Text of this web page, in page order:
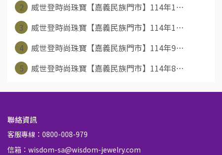
2
威世登時尚珠寶【嘉義民族門市】114年1⋯
3
威世登時尚珠寶【嘉義民族門市】114年1⋯
4
威世登時尚珠寶【嘉義民族門市】114年9⋯
5
威世登時尚珠寶【嘉義民族門市】114年8⋯
聯絡資訊
客服專線：0800-008-979
信箱：wisdom-sa@wisdom-jewelry.com